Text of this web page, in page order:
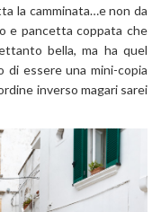
la camminata…e non da
e pancetta coppata che
bella, ma ha quel
di essere una mini-copia
inverso magari sarei